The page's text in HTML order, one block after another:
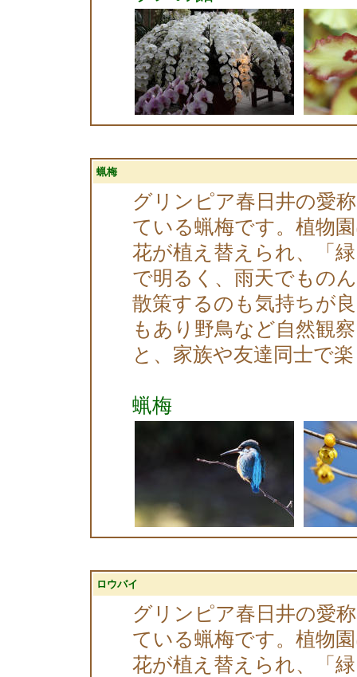
蝋梅
グリンピア春日井の愛
ている蝋梅です。植物
花が植え替えられ、「
で明るく、雨天でもの
散策するのも気持ちが
もあり野鳥など自然観
と、家族や友達同士で
蝋梅
ロウバイ
グリンピア春日井の愛
ている蝋梅です。植物
花が植え替えられ、「